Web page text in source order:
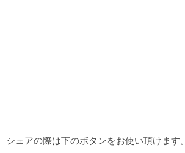
シェアの際は下のボタンをお使い頂けます。